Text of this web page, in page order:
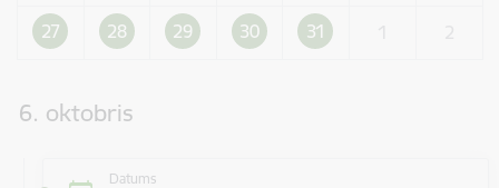
27 28 29 30 31
6. oktobris
Datums